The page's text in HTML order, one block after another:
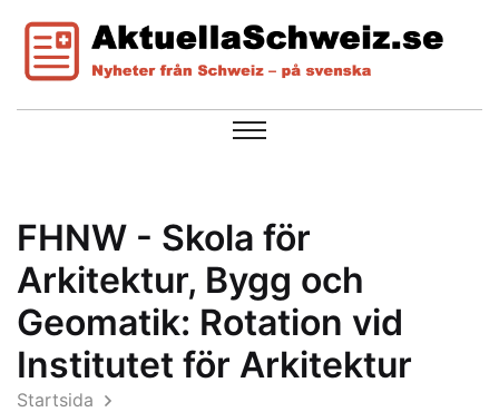
FHNW - Skola för
Arkitektur, Bygg och
Geomatik: Rotation vid
Institutet för Arkitektur
Startsida